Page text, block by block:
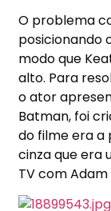
O problema
posicionando
modo que
alto. Para
o ator
Batman, foi
do filme era a
cinza que era
TV com Adam